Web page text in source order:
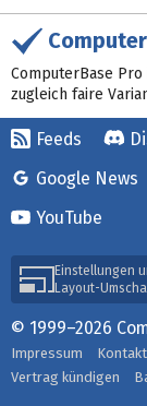
ComputerBase
zugleich faire
Feeds
Google News
YouTube
Einstellungen
Layout-
© 1999–2026
Impressum Kontakt
Vertrag kündigen